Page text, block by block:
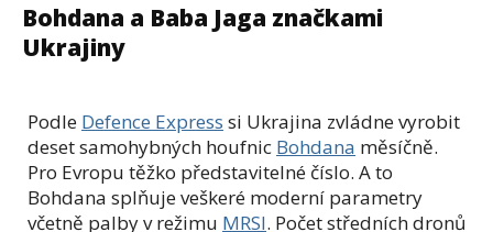
Bohdana a Baba Jaga značkami
Ukrajiny
Podle Defence Express si Ukrajina zvládne vyrobit
deset samohybných houfnic Bohdana měsíčně.
Pro Evropu těžko představitelné číslo. A to
Bohdana splňuje veškeré moderní parametry
včetně palby v režimu MRSI. Počet středních dronů